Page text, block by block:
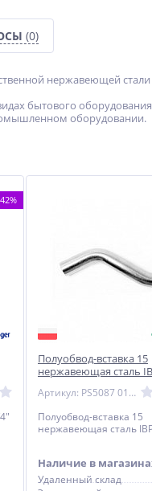
(0)
нержавеющей стали
бытового
оборудовании.
Полуобвод-вставка 15
нержавеющая сталь
Артикул: PS5087 0150000
Полуобвод-вставка 15
нержавеющая сталь
Наличие в
Удаленный склад